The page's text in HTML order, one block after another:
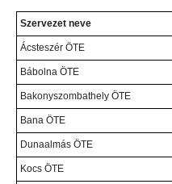
Szervezet neve
Ácsteszér ÖTE
Bábolna ÖTE
Bakonyszombathely ÖTE
Bana ÖTE
Dunaalmás ÖTE
Kocs ÖTE